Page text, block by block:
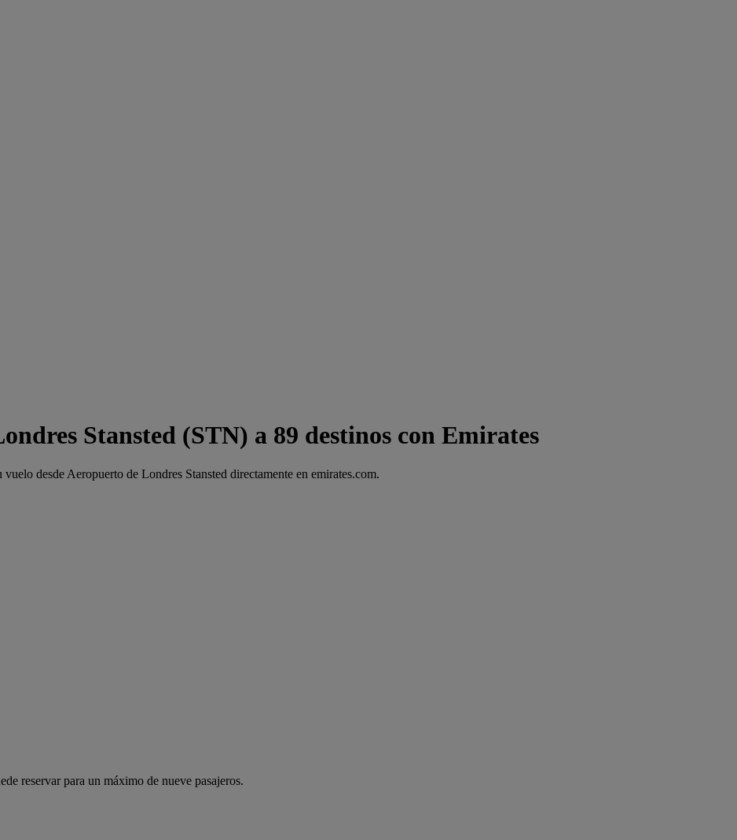
Stansted​ (STN) a 89 destinos con Emirates
desde Aeropuerto de Londres Stansted​ directamente en emirates.com.
reservar para un máximo de nueve pasajeros.